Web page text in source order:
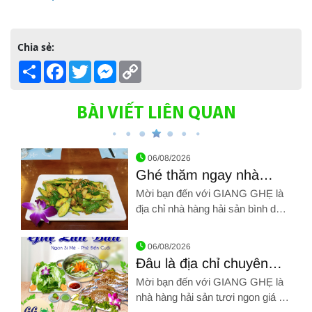
Chia sẻ:
Share Facebook
TwitterMessenger
BÀI VIẾT LIÊN QUAN
Hình ảnh về Ghé thăm ngay nhà hàng hải sản bình dân ngon
06/08/2026
Ghé thăm ngay nhà
hàng hải sản bình dân
ngon Tân Bình tuyệt vời
Mời bạn đến với GIANG GHẸ là
địa chỉ nhà hàng hải sản bình dân
qua SĐT: 0961 72 71 79. Chúng
tôi chân thành cảm ơn!!!
06/08/2026
Đâu là địa chỉ chuyên
nhà hàng hải sản tươi
ngon giá rẻ Tân Phú
Mời bạn đến với GIANG GHẸ là
nhà hàng hải sản tươi ngon giá rẻ